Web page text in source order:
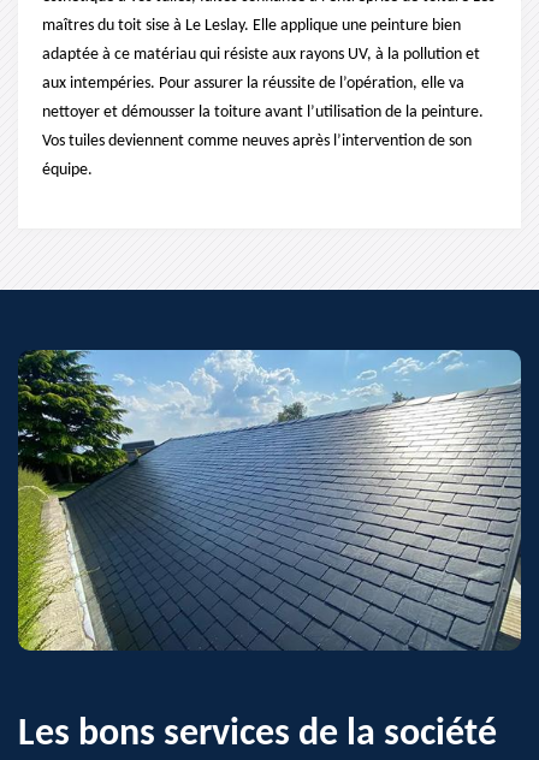
maîtres du toit sise à Le Leslay. Elle applique une peinture bien
adaptée à ce matériau qui résiste aux rayons UV, à la pollution et
aux intempéries. Pour assurer la réussite de l’opération, elle va
nettoyer et démousser la toiture avant l’utilisation de la peinture.
Vos tuiles deviennent comme neuves après l’intervention de son
équipe.
Les bons services de la société